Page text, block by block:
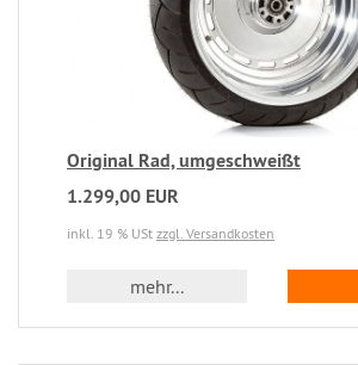
Original Rad, umgeschweißt
1.299,00 EUR
inkl. 19 % USt zzgl. Versandkosten
mehr...